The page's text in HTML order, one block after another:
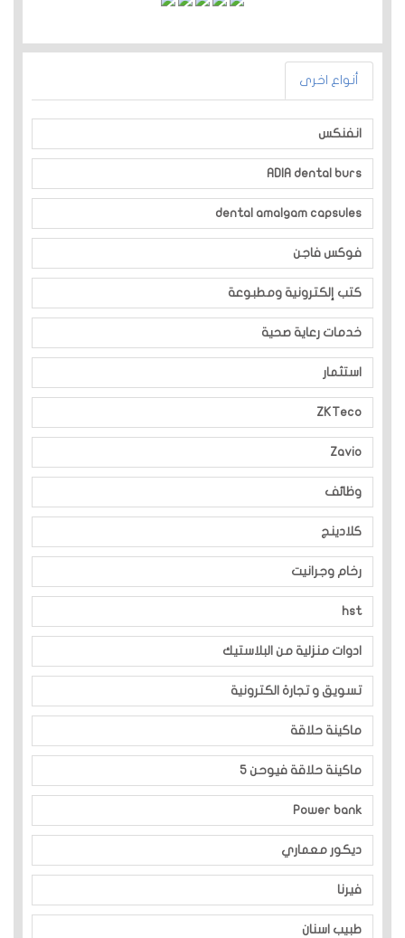
أنواع اخرى
انفنكس
ADIA dental burs
dental amalgam capsules
فوكس فاجن
كتب إلكترونية ومطبوعة
خدمات رعاية صحية
استثمار
ZKTeco
Zavio
وظائف
كلادينج
رخام وجرانيت
hst
ادوات منزلية من البلاستيك
تسويق و تجارة الكترونية
ماكينة حلاقة
ماكينة حلاقة فيوحن 5
Power bank
ديكور معماري
فيرنا
طبيب اسنان